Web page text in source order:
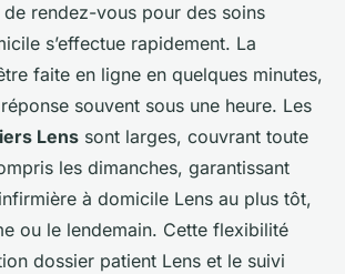
rendez-vous pour des soins
s’effectue rapidement. La
faite en ligne en quelques minutes,
souvent sous une heure. Les
Lens sont larges, couvrant toute
les dimanches, garantissant
à domicile Lens au plus tôt,
ou le lendemain. Cette flexibilité
dossier patient Lens et le suivi